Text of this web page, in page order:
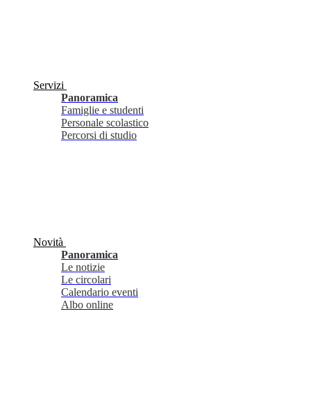
Servizi
Panoramica
Famiglie e studenti
Personale scolastico
Percorsi di studio
Novità
Panoramica
Le notizie
Le circolari
Calendario eventi
Albo online